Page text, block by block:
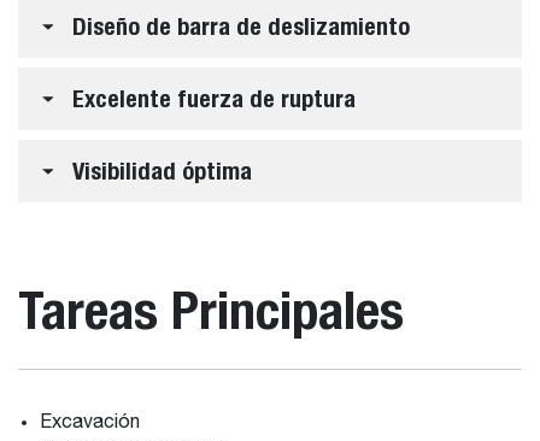
Diseño de barra de deslizamiento
Excelente fuerza de ruptura
Visibilidad óptima
Tareas Principales
Excavación